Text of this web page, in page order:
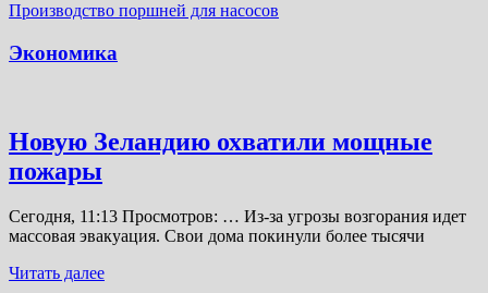
Производство поршней для насосов
Экономика
Новую Зеландию охватили мощные
пожары
Сегодня, 11:13 Просмотров: … Из-за угрозы возгорания идет
массовая эвакуация. Свои дома покинули более тысячи
Читать далее